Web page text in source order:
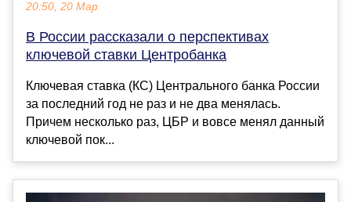
20:50, 20 Мар
В России рассказали о перспективах
ключевой ставки Центробанка
Ключевая ставка (КС) Центрального банка России
за последний год не раз и не два менялась.
Причем несколько раз, ЦБР и вовсе менял данный
ключевой пок...